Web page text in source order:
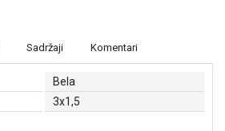
Sadržaji Komentari
Bela
3x1,5